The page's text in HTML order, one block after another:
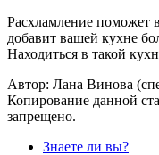
Расхламление поможет
добавит вашей кухне
Находиться в такой
Автор: Лана Винова
Копирование данной
запрещено.
Знаете ли вы?